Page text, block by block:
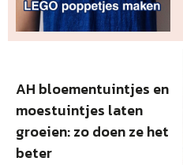
AH bloementuintjes en
moestuintjes laten
groeien: zo doen ze het
beter